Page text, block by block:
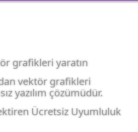
grafikleri yaratın
vektör grafikleri
yazılım çözümüdür.
Ücretsiz Uyumluluk